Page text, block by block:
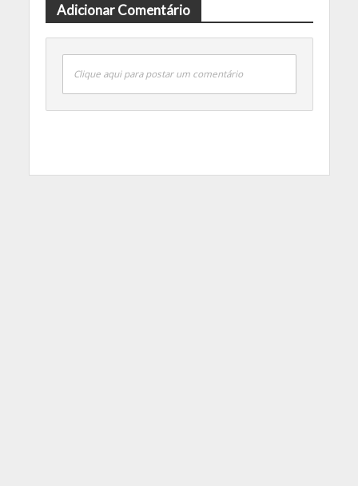
Adicionar Comentário
Clique aqui para postar um comentário